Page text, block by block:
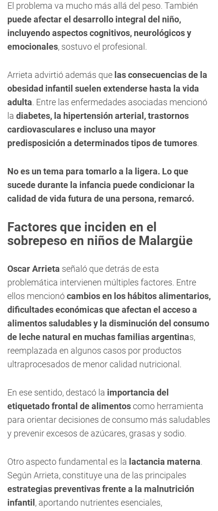
El problema va mucho más allá del peso. También
puede afectar el desarrollo integral del niño,
incluyendo aspectos cognitivos, neurológicos y
emocionales, sostuvo el profesional.
Arrieta advirtió además que las consecuencias de la
obesidad infantil suelen extenderse hasta la vida
adulta. Entre las enfermedades asociadas mencionó
la diabetes, la hipertensión arterial, trastornos
cardiovasculares e incluso una mayor
predisposición a determinados tipos de tumores.
No es un tema para tomarlo a la ligera. Lo que
sucede durante la infancia puede condicionar la
calidad de vida futura de una persona, remarcó.
Factores que inciden en el
sobrepeso en niños de Malargüe
Oscar Arrieta señaló que detrás de esta
problemática intervienen múltiples factores. Entre
ellos mencionócambios en los hábitos alimentarios,
dificultades económicas que afectan el acceso a
alimentos saludables y la disminución del consumo
de leche natural en muchas familias argentinas,
reemplazada en algunos casos por productos
ultraprocesados de menor calidad nutricional.
En ese sentido, destacó la importancia del
etiquetado frontal de alimentoscomo herramienta
para orientar decisiones de consumo más saludables
y prevenir excesos de azúcares, grasas y sodio.
Otro aspecto fundamental es la lactancia materna.
Según Arrieta, constituye una de las principales
estrategias preventivas frente a la malnutrición
infantil , aportando nutrientes esenciales,